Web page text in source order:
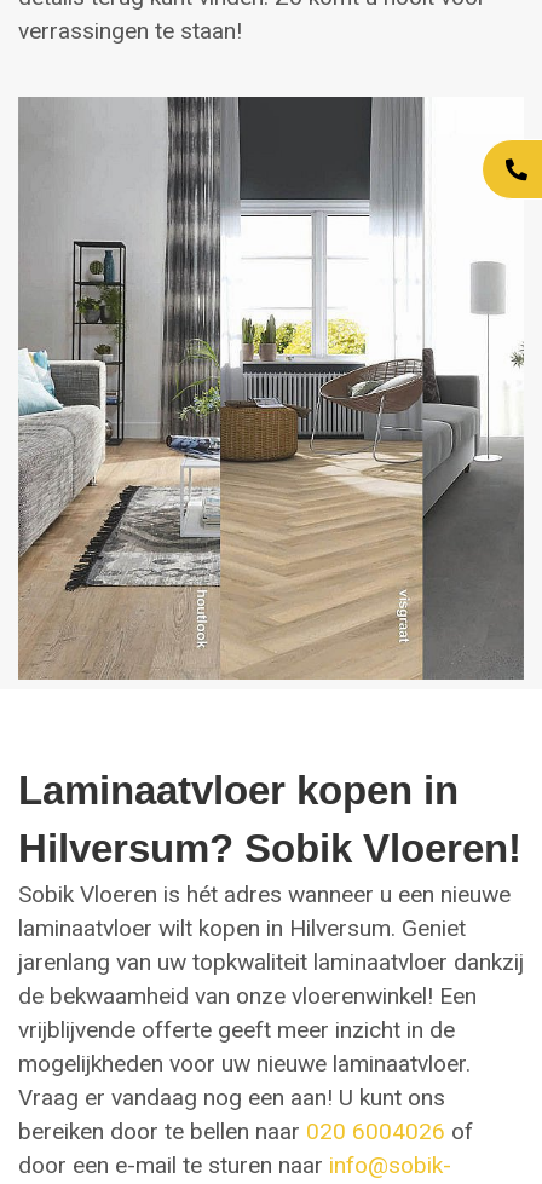
verrassingen te staan!
Laminaatvloer kopen in
Hilversum? Sobik Vloeren!
Sobik Vloeren is hét adres wanneer u een nieuwe
laminaatvloer wilt kopen in Hilversum. Geniet
jarenlang van uw topkwaliteit laminaatvloer dankzij
de bekwaamheid van onze vloerenwinkel! Een
vrijblijvende offerte geeft meer inzicht in de
mogelijkheden voor uw nieuwe laminaatvloer.
Vraag er vandaag nog een aan! U kunt ons
bereiken door te bellen naar 020 6004026 of
door een e-mail te sturen naar info@sobik-